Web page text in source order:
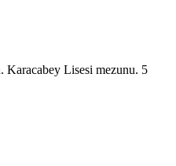
Karacabey Lisesi mezunu. 5